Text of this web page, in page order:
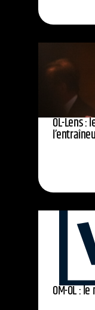
OL-Lens :
OM-OL :